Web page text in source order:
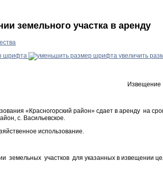
земельного участка в аренду
шрифта
увеличить
Извещение
«Красногорский район» сдает в аренду на
с. Васильевское.
использование.
земельных участков для указанных в извещении